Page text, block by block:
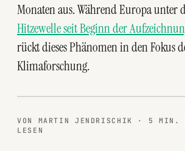
Monaten aus. Während Europa unter
Hitzewelle seit Beginn der
rückt dieses Phänomen in den Fokus
Klimaforschung.
VON MARTIN JENDRISCHIK · 5 MIN.
LESEN